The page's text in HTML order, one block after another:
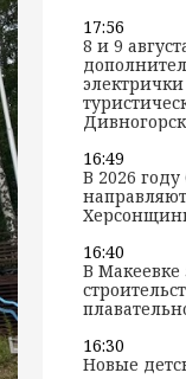
17:56
8 и 9
16:49
В 2026
16:40
В Макеевке
16:30
Новые